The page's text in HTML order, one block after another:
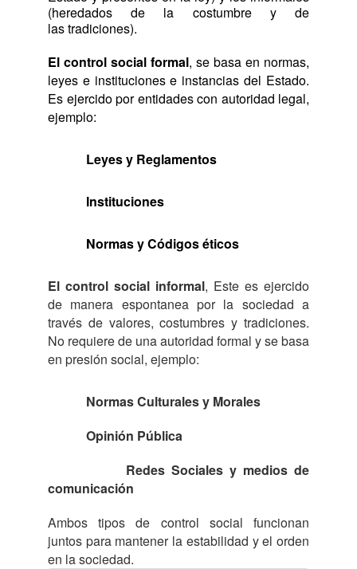
(heredados de la costumbre y de
las tradiciones).
El control social formal, se basa en normas,
leyes e instituciones e instancias del Estado.
Es ejercido por entidades con autoridad legal,
ejemplo:
Leyes y Reglamentos
Instituciones
Normas y Códigos éticos
El control social informal, Este es ejercido
de manera espontanea por la sociedad a
través de valores, costumbres y tradiciones.
No requiere de una autoridad formal y se basa
en presión social, ejemplo:
Normas Culturales y Morales
Opinión Pública
Redes Sociales y medios de
comunicación
Ambos tipos de control social funcionan
juntos para mantener la estabilidad y el orden
en la sociedad.